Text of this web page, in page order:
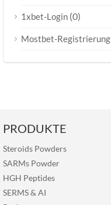
1xbet-Login (0)
Mostbet-Registrierung
PRODUKTE
Steroids Powders
SARMs Powder
HGH Peptides
SERMS& AI